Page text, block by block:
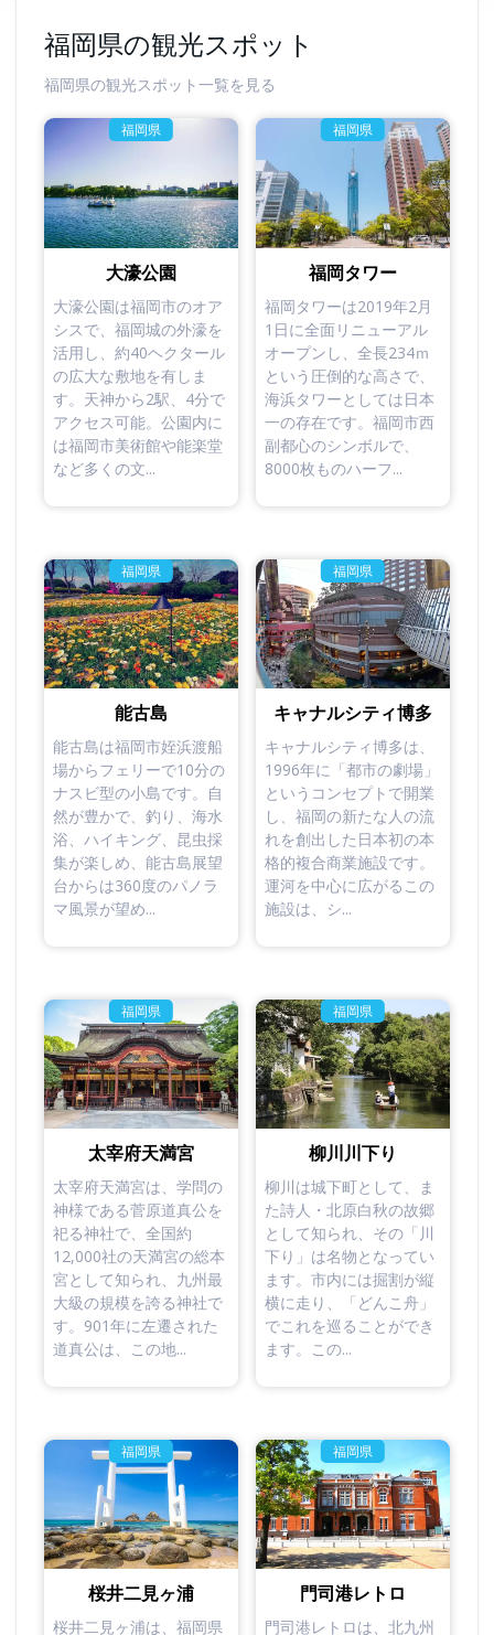
福岡県の観光スポット
福岡県の観光スポット一覧を見る
福岡県
大濠公園
大濠公園は福岡市のオア
シスで、福岡城の外濠を
活用し、約40ヘクタール
の広大な敷地を有しま
す。天神から2駅、4分で
アクセス可能。公園内に
は福岡市美術館や能楽堂
など多くの文...
福岡県
福岡タワー
福岡タワーは2019年2月
1日に全面リニューアル
オープンし、全長234ｍ
という圧倒的な高さで、
海浜タワーとしては日本
一の存在です。福岡市西
副都心のシンボルで、
8000枚ものハーフ...
福岡県
能古島
能古島は福岡市姪浜渡船
場からフェリーで10分の
ナスビ型の小島です。自
然が豊かで、釣り、海水
浴、ハイキング、昆虫採
集が楽しめ、能古島展望
台からは360度のパノラ
マ風景が望め...
福岡県
キャナルシティ博多
キャナルシティ博多は、
1996年に「都市の劇場」
というコンセプトで開業
し、福岡の新たな人の流
れを創出した日本初の本
格的複合商業施設です。
運河を中心に広がるこの
施設は、シ...
福岡県
太宰府天満宮
太宰府天満宮は、学問の
神様である菅原道真公を
祀る神社で、全国約
12,000社の天満宮の総本
宮として知られ、九州最
大級の規模を誇る神社で
す。901年に左遷された
道真公は、この地...
福岡県
柳川川下り
柳川は城下町として、ま
た詩人・北原白秋の故郷
として知られ、その「川
下り」は名物となってい
ます。市内には掘割が縦
横に走り、「どんこ舟」
でこれを巡ることができ
ます。この...
福岡県
桜井二見ヶ浦
桜井二見ヶ浦は、福岡県
福岡県
門司港レトロ
門司港レトロは、北九州